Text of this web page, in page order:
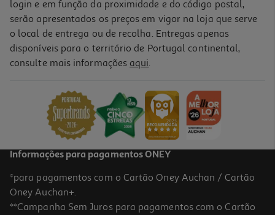
login e em função da proximidade e do código postal,
serão apresentados os preços em vigor na loja que serve
o local de entrega ou de recolha. Entregas apenas
disponíveis para o território de Portugal continental,
consulte mais informações aqui.
Informações para pagamentos ONEY
*para pagamentos com o Cartão Oney Auchan / Cartão
Oney Auchan+.
**Campanha Sem Juros para pagamentos com o Cartão